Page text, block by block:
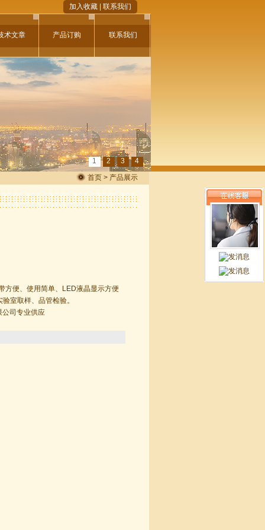
加入收藏 联系我们
术文章 产品订购 联系我们
1 2 3
4
首页 > 产品展示
方便、使用简单、LED液晶显示方便
室取样、品管检验。
司专业供应